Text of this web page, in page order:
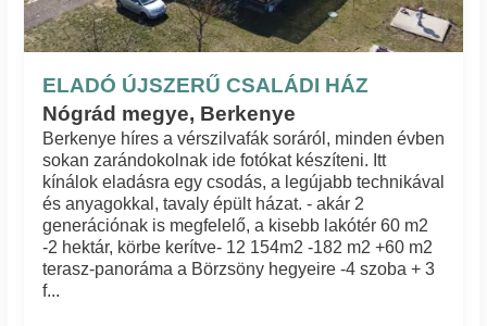
ELADÓ ÚJSZERŰ CSALÁDI HÁZ
Nógrád megye, Berkenye
Berkenye híres a vérszilvafák soráról, minden évben
sokan zarándokolnak ide fotókat készíteni. Itt
kínálok eladásra egy csodás, a legújabb technikával
és anyagokkal, tavaly épült házat. - akár 2
generációnak is megfelelő, a kisebb lakótér 60 m2
-2 hektár, körbe kerítve- 12 154m2 -182 m2 +60 m2
terasz-panoráma a Börzsöny hegyeire -4 szoba + 3
f...